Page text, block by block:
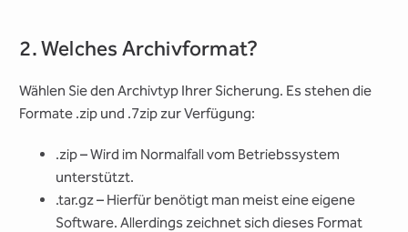
2. Welches Archivformat?
Wählen Sie den Archivtyp Ihrer Sicherung. Es stehen die
Formate .zip und .7zip zur Verfügung:
.zip – Wird im Normalfall vom Betriebssystem
unterstützt.
.tar.gz – Hierfür benötigt man meist eine eigene
Software. Allerdings zeichnet sich dieses Format